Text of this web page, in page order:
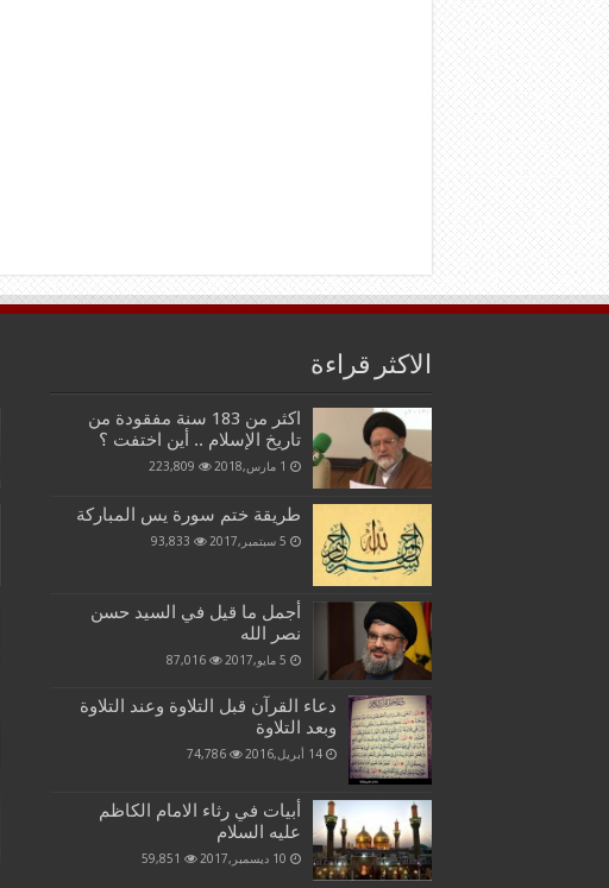
الاكثر قراءة
اكثر من 183 سنة مفقودة من
تاريخ الإسلام .. أين اختفت ؟
1 مارس,2018 223,809
طريقة ختم سورة يس المباركة
5 سبتمبر,2017 93,833
أجمل ما قيل في السيد حسن
نصر الله
5 مايو,2017 87,016
دعاء القرآن قبل التلاوة وعند التلاوة
وبعد التلاوة
14 أبريل,2016 74,786
أبيات في رثاء الامام الكاظم
عليه السلام
10 ديسمبر,2017 59,851